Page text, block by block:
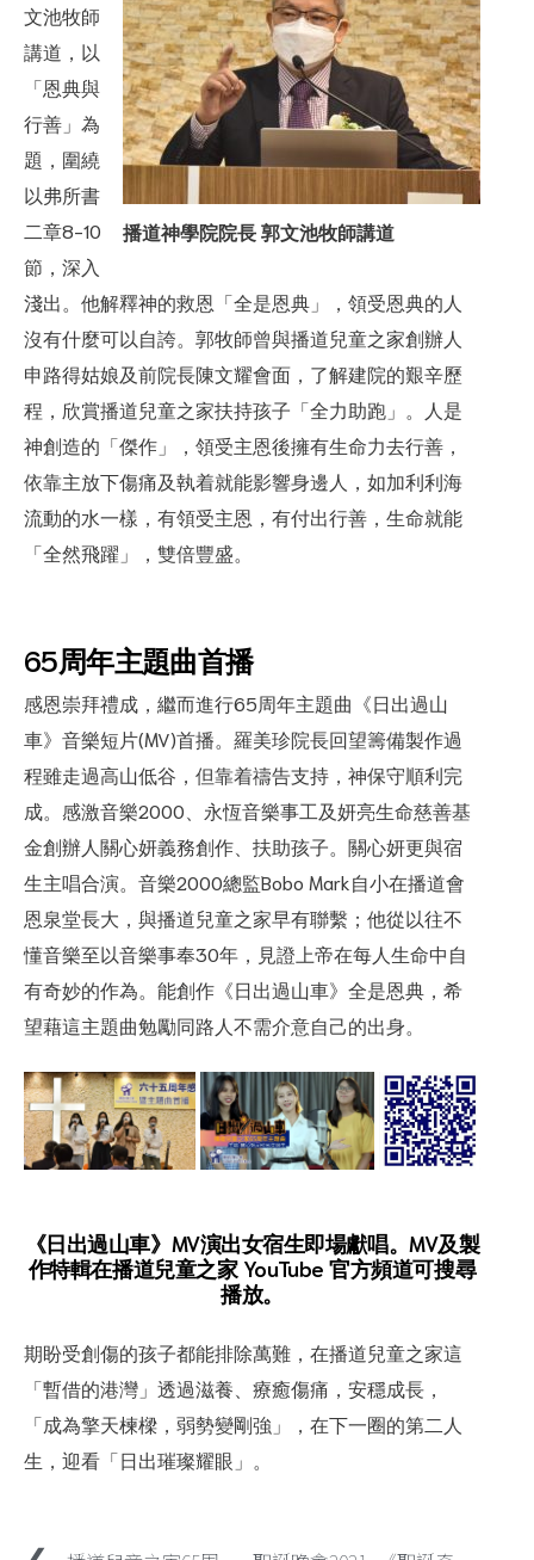
播道神學院院長 郭文池牧師講道
文池牧師
講道，以
「恩典與
行善」為
題，圍繞
以弗所書
二章8-10
節，深入
淺出。他解釋神的救恩「全是恩典」，領受恩典的人
沒有什麼可以自誇。郭牧師曾與播道兒童之家創辦人
申路得姑娘及前院長陳文耀會面，了解建院的艱辛歷
程，欣賞播道兒童之家扶持孩子「全力助跑」。人是
神創造的「傑作」，領受主恩後擁有生命力去行善，
依靠主放下傷痛及執着就能影響身邊人，如加利利海
流動的水一樣，有領受主恩，有付出行善，生命就能
「全然飛躍」，雙倍豐盛。
65周年主題曲首播
感恩崇拜禮成，繼而進行65周年主題曲《日出過山
車》音樂短片(MV)首播。羅美珍院長回望籌備製作過
程雖走過高山低谷，但靠着禱告支持，神保守順利完
成。感激音樂2000、永恆音樂事工及妍亮生命慈善基
金創辦人關心妍義務創作、扶助孩子。關心妍更與宿
生主唱合演。音樂2000總監Bobo Mark自小在播道會
恩泉堂長大，與播道兒童之家早有聯繫；他從以往不
懂音樂至以音樂事奉30年，見證上帝在每人生命中自
有奇妙的作為。能創作《日出過山車》全是恩典，希
望藉這主題曲勉勵同路人不需介意自己的出身。
《日出過山車》MV演出女宿生即場獻唱。MV及製
作特輯在播道兒童之家 YouTube 官方頻道可搜尋
播放。
期盼受創傷的孩子都能排除萬難，在播道兒童之家這
「暫借的港灣」透過滋養、療癒傷痛，安穩成長，
「成為擎天楝樑，弱勢變剛強」，在下一圈的第二人
生，迎看「日出璀璨耀眼」。